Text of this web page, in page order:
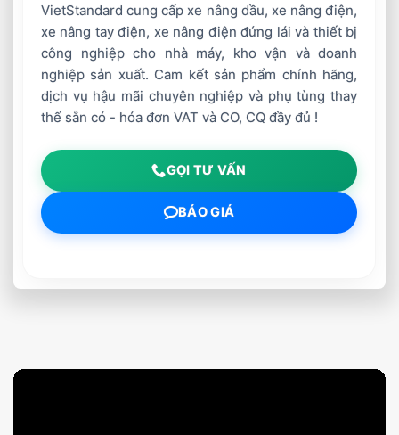
VietStandard cung cấp xe nâng dầu, xe nâng điện,
xe nâng tay điện, xe nâng điện đứng lái và thiết bị
công nghiệp cho nhà máy, kho vận và doanh
nghiệp sản xuất. Cam kết sản phẩm chính hãng,
dịch vụ hậu mãi chuyên nghiệp và phụ tùng thay
thế sẵn có - hóa đơn VAT và CO, CQ đầy đủ !
GỌI TƯ VẤN
BÁO GIÁ